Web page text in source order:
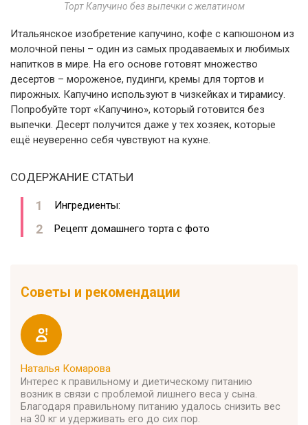
Торт Капучино без выпечки с желатином
Итальянское изобретение капучино, кофе с капюшоном из
молочной пены – один из самых продаваемых и любимых
напитков в мире. На его основе готовят множество
десертов – мороженое, пудинги, кремы для тортов и
пирожных. Капучино используют в чизкейках и тирамису.
Попробуйте торт «Капучино», который готовится без
выпечки. Десерт получится даже у тех хозяек, которые
ещё неуверенно себя чувствуют на кухне.
СОДЕРЖАНИЕ СТАТЬИ
Ингредиенты:
Рецепт домашнего торта с фото
Советы и рекомендации
Наталья Комарова
Интерес к правильному и диетическому питанию
возник в связи с проблемой лишнего веса у сына.
Благодаря правильному питанию удалось снизить вес
на 30 кг и удерживать его до сих пор.